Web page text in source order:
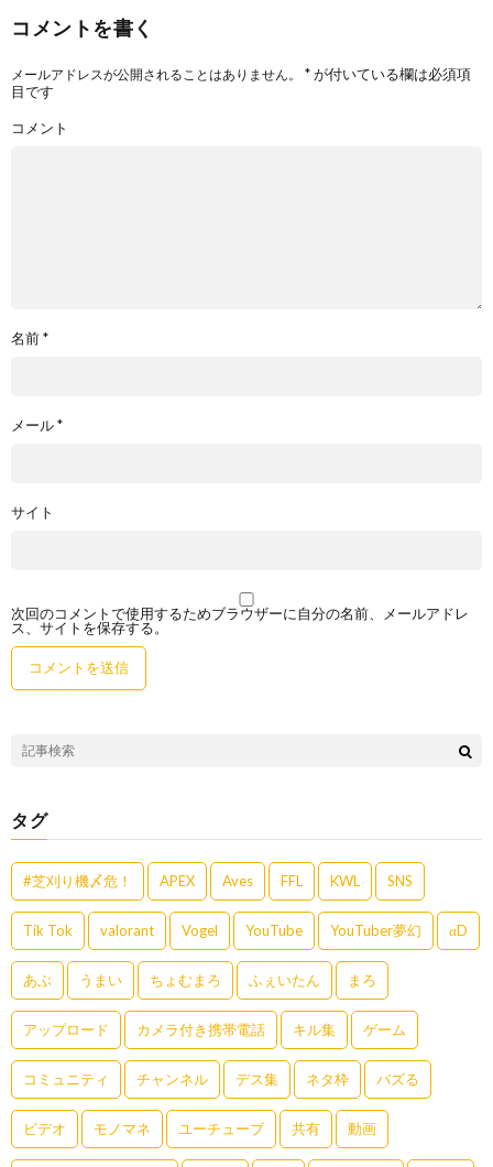
コメントを書く
メールアドレスが公開されることはありません。 *が付いている欄は必須項
目です
コメント
名前*
メール*
サイト
次回のコメントで使用するためブラウザーに自分の名前、メールアドレ
ス、サイトを保存する。
タグ
#芝刈り機〆危！ APEX Aves FFL KWL SNS
Tik Tok valorant Vogel YouTube YouTuber夢幻 αD
あぶ うまい ちょむまろ ふぇいたん まろ
アップロード カメラ付き携帯電話 キル集 ゲーム
コミュニティ チャンネル デス集 ネタ枠 バズる
ビデオ モノマネ ユーチューブ 共有 動画